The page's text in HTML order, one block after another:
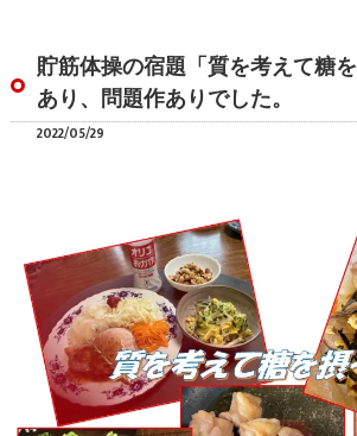
貯筋体操の宿題「質を考えて糖
あり、問題作ありでした。
2022/05/29